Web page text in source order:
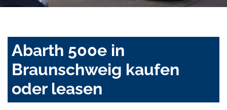
Abarth 500e in
Braunschweig kaufen
oder leasen